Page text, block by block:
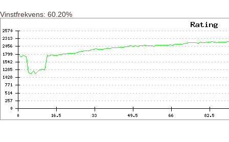
Vinstfrekvens: 60.20%